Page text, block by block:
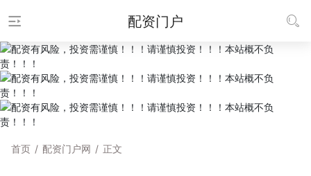
配资门户
首页 / 配资门户网 / 正文